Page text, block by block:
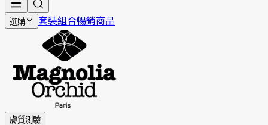
選購 套裝組合暢銷商品
膚質測驗